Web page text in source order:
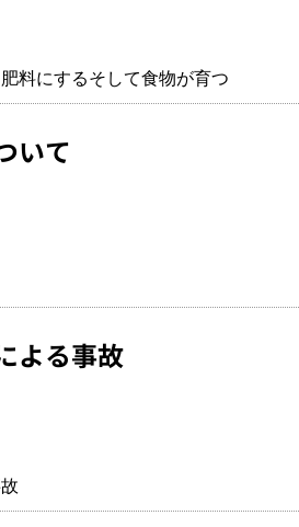
料にするそして食物が育つ
いて
よる事故